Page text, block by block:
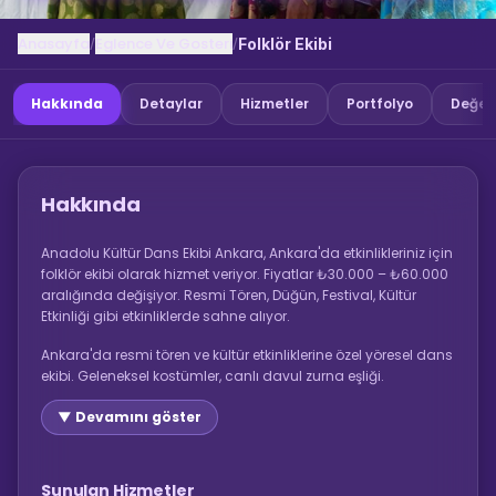
/ /Folklör Ekibi
Hakkında Detaylar Hizmetler Portfolyo
Hakkında
Anadolu Kültür Dans Ekibi Ankara, Ankara'da etkinlikleriniz için
folklör ekibi olarak hizmet veriyor. Fiyatlar ₺30.000 – ₺60.000
aralığında değişiyor. Resmi Tören, Düğün, Festival, Kültür
Etkinliği gibi etkinliklerde sahne alıyor.
Ankara'da resmi tören ve kültür etkinliklerine özel yöresel dans
ekibi. Geleneksel kostümler, canlı davul zurna eşliği.
▼ Devamını göster
Sunulan Hizmetler